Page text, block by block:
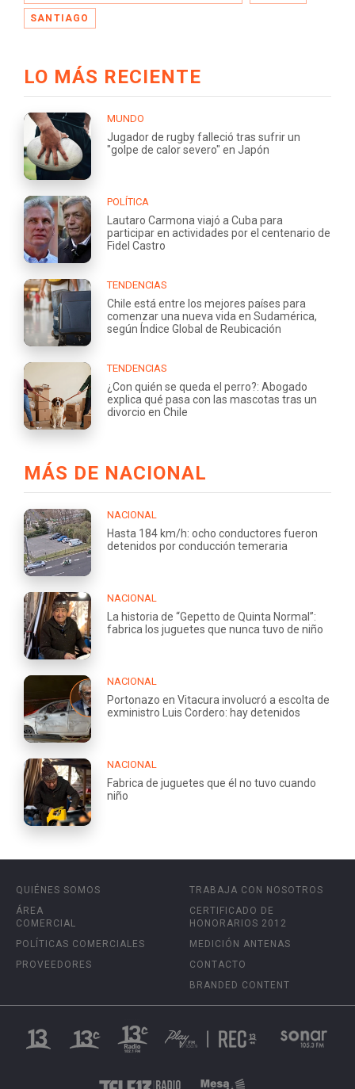
SANTIAGO
LO MÁS RECIENTE
MUNDO
Jugador de rugby falleció tras sufrir un
"golpe de calor severo" en Japón
POLÍTICA
Lautaro Carmona viajó a Cuba para
participar en actividades por el centenario de
Fidel Castro
TENDENCIAS
Chile está entre los mejores países para
comenzar una nueva vida en Sudamérica,
según Índice Global de Reubicación
TENDENCIAS
¿Con quién se queda el perro?: Abogado
explica qué pasa con las mascotas tras un
divorcio en Chile
MÁS DE NACIONAL
NACIONAL
Hasta 184 km/h: ocho conductores fueron
detenidos por conducción temeraria
NACIONAL
La historia de “Gepetto de Quinta Normal”:
fabrica los juguetes que nunca tuvo de niño
NACIONAL
Portonazo en Vitacura involucró a escolta de
exministro Luis Cordero: hay detenidos
NACIONAL
Fabrica de juguetes que él no tuvo cuando
niño
QUIÉNES SOMOS
ÁREA
COMERCIAL
POLÍTICAS COMERCIALES
PROVEEDORES
TRABAJA CON NOSOTROS
CERTIFICADO DE
HONORARIOS 2012
MEDICIÓN ANTENAS
CONTACTO
BRANDED CONTENT